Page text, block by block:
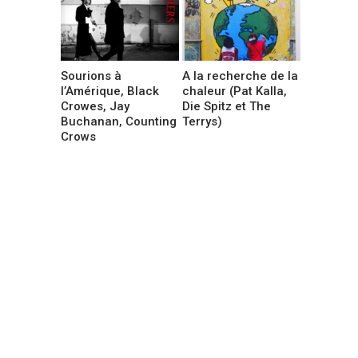
Sourions à
l’Amérique, Black
Crowes, Jay
Buchanan, Counting
Crows
A la recherche de la
chaleur (Pat Kalla,
Die Spitz et The
Terrys)